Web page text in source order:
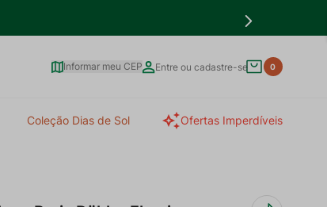
Informar meu CEP Entre ou cadastre-se 0
Coleção Dias de Sol Ofertas Imperdíveis